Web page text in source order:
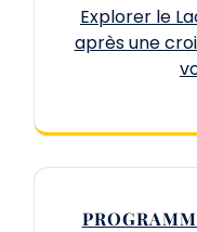
Explorer le
après une